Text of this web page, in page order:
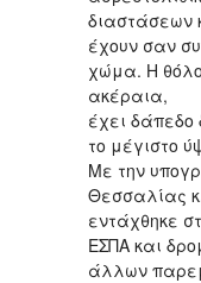
διαστάσεων
έχουν σαν
χώμα. Η
ακέραια,
έχει δάπεδο
το μέγιστο
Με την
Θεσσαλίας
εντάχθηκε
ΕΣΠΑ και
άλλων